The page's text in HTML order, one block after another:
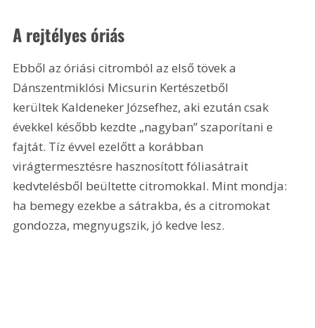
A rejtélyes óriás
Ebből az óriási citromból az első tövek a
Dánszentmiklósi Micsurin Kertészetből
kerültek Kaldeneker Józsefhez, aki ezután csak
évekkel később kezdte „nagyban” szaporítani e
fajtát. Tíz évvel ezelőtt a korábban
virágtermesztésre hasznosított fóliasátrait
kedvtelésből beültette citromokkal. Mint mondja:
ha bemegy ezekbe a sátrakba, és a citromokat
gondozza, megnyugszik, jó kedve lesz.